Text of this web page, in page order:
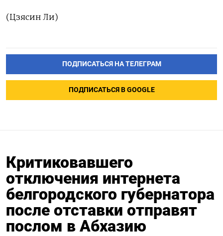
(Цзясин Ли)
ПОДПИСАТЬСЯ НА ТЕЛЕГРАМ
ПОДПИСАТЬСЯ В GOOGLE
Критиковавшего
отключения интернета
белгородского губернатора
после отставки отправят
послом в Абхазию